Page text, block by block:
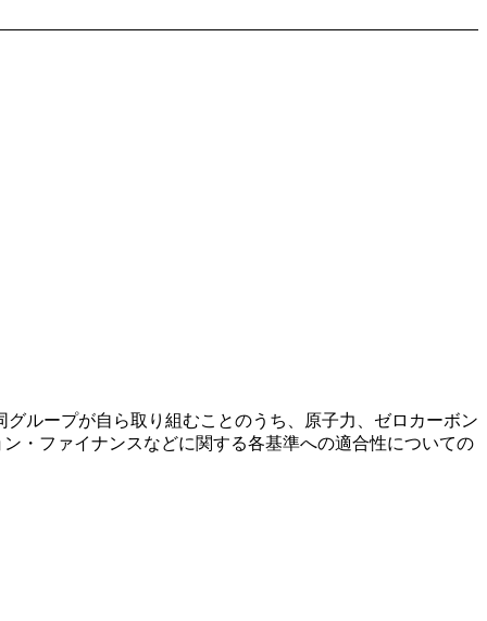
ループが自ら取り組むことのうち、原子力、ゼロカーボン
・ファイナンスなどに関する各基準への適合性についての